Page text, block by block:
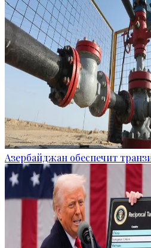
Азербайджан обеспечит